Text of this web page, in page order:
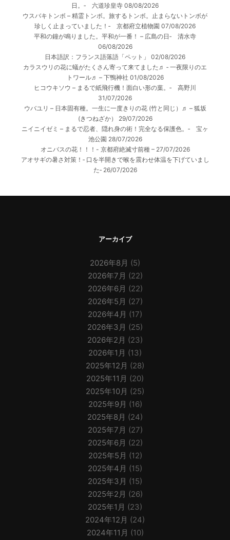
日。‐ 六道珍皇寺 08/08/2026
ウスバキトンボ – 精霊トンボ。旅するトンボ。止まらないトンボが
珍しく止まっていました！‐ 京都府立植物園 07/08/2026
平和の鐘が鳴りました。平和が一番！ – 広島の日‐ 清水寺
06/08/2026
日本語訳：フランス語落語「ペット」
02/08/2026
カラスウリの花に蟻がたくさん寄って来てました♬ ‐ 一夜限りのエ
トワール♬ – 下鴨神社 01/08/2026
ヒコウキソウ – まるで紙飛行機！面白い形の葉。‐ 高野川
31/07/2026
ウバユリ – 日本固有種。一生に一度きりの花 (竹と同じ）♬ – 狐坂
(きつねざか）
29/07/2026
ニイニイゼミ – まるで忍者、隠れ身の術！完全なる保護色。‐ 宝ヶ
池公園 28/07/2026
オニバスの花！！！- 京都府絶滅寸前種 – 27/07/2026
アオサギの暑さ対策！‐ 口を半開きで喉を震わせ体温を下げていまし
た‐ 26/07/2026
アーカイブ
2026年8月 (5)
2026年7月 (22)
2026年6月 (22)
2026年5月 (27)
2026年4月 (17)
2026年3月 (25)
2026年2月 (23)
2026年1月 (13)
2025年12月 (28)
2025年11月 (20)
2025年10月 (25)
2025年9月 (16)
2025年8月 (24)
2025年7月 (27)
2025年6月 (22)
2025年5月 (12)
2025年4月 (15)
2025年3月 (15)
2025年2月 (26)
2025年1月 (23)
2024年12月 (24)
2024年11月 (10)